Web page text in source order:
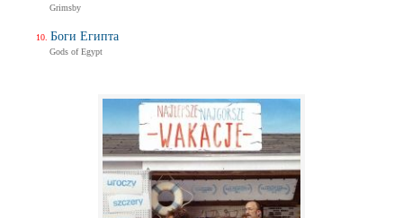
Grimsby
Боги Египта
Gods of Egypt